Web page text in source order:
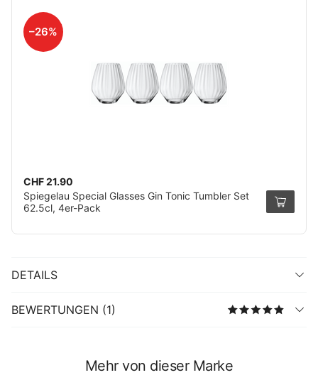
–26%
CHF 21.90
Spiegelau Special Glasses Gin Tonic Tumbler Set
62.5cl, 4er-Pack
DETAILS
BEWERTUNGEN (1)
Mehr von dieser Marke